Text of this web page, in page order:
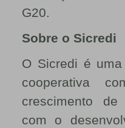
G20.
Sobre o Sicredi
O Sicredi é
cooperativa
crescimento
com o